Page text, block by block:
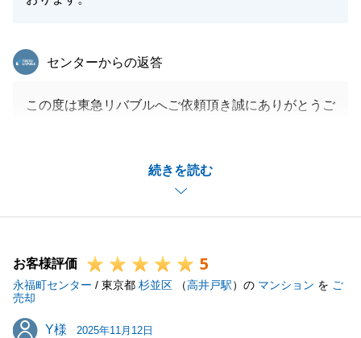
続きを読む
東急リバブル
センターからの返答
この度は東急リバブルへご依頼頂き誠にありがとうご
ご契約からお引き渡しまで、様々な諸手続きがござい
ました。
をもって安全に手続きができた事、感謝申し上げま
す。
今後も何かございましたらお気軽に東急リバブルへお
声がけください。
お客様評価 5
永福町センター / 東京都 杉並区 （高井戸駅）の マンション を ご
売却
Y様
Y様 2025年11月12日